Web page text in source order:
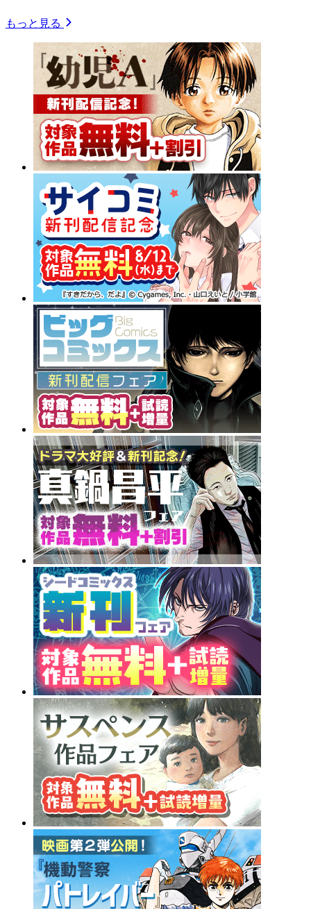
もっと見る